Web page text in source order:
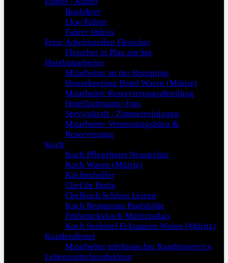
Busfahrer
Lkw-Fahrer
Fahrer Imbiss
Freie Arbeitsstellen Fleischer
Fleischer in Plau am See
Hotelmitarbeiter
Mitarbeiter an der Rezeption
Housekeeping Hotel Waren (Müritz)
Mitarbeiter Reservierungsabteilung
Hotelfachmann/-frau
Servicekraft / Zimmerreinigung
Mitarbeiter Vermietungsbüro &
Reservierung
Koch
Koch Pflegeheim Neustrelitz
Koch Waren (Müritz)
Küchenhelfer
Chef de Partie
Chefkoch Schloss Leizen
Koch Restaurant Paulshöhe
Frühstückskoch Müritzpalais
Koch Seehotel Ecktannen Waren (Müritz)
Kundendienst
Mitarbeiter telefonischer Kundenservice
Lebensmittelproduktion